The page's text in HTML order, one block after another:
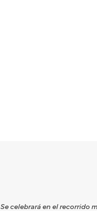
Se celebrará en el recorrido